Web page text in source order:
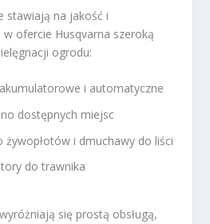
stawiają na jakość i
ofercie Husqvarna szeroką
ogrodu:
i automatyczne
dostępnych miejsc
żywopłotów i dmuchawy do liści
do trawnika
się prostą obsługą,